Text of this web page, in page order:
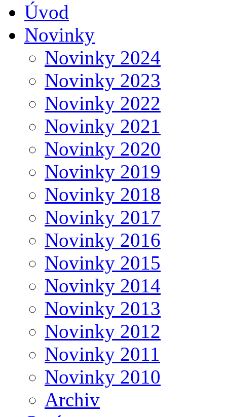
Úvod
Novinky
Novinky 2024
Novinky 2023
Novinky 2022
Novinky 2021
Novinky 2020
Novinky 2019
Novinky 2018
Novinky 2017
Novinky 2016
Novinky 2015
Novinky 2014
Novinky 2013
Novinky 2012
Novinky 2011
Novinky 2010
Archiv